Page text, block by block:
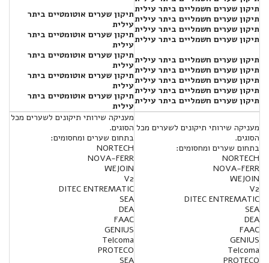
תיקון שערים חשמליים ביתר עילית
תיקון שערים חשמליים ביתר עילית
תיקון שערים חשמליים ביתר עילית
תיקון שערים חשמליים ביתר עילית
תיקון שערים חשמליים ביתר עילית
תיקון שערים חשמליים ביתר עילית
תיקון שערים חשמליים ביתר עילית
תיקון שערים חשמליים ביתר עילית
תיקון שערים חשמליים ביתר עילית
תיקון שערים אוטומטיים ביתר
עילית
תיקון שערים אוטומטיים ביתר
עילית
תיקון שערים אוטומטיים ביתר
עילית
תיקון שערים אוטומטיים ביתר
עילית
תיקון שערים אוטומטיים ביתר
עילית
מעניקה שירותי תיקונים לשערים מכל
הסוגים.
בתחום שערים ומחסומים:
NORTECH
NOVA-FERR
WEJOIN
V2
DITEC ENTREMATIC
SEA
DEA
FAAC
GENIUS
Telcoma
PROTECO
מעניקה שירותי תיקונים לשערים מכל
הסוגים.
בתחום שערים ומחסומים:
NORTECH
NOVA-FERR
WEJOIN
V2
DITEC ENTREMATIC
SEA
DEA
FAAC
GENIUS
Telcoma
PROTECO
SEA